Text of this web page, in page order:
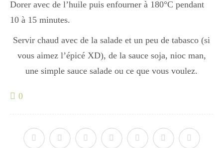
Boulette
Dorer avec de l’huile puis enfourner à 180°C pendant
10 à 15 minutes.
Servir chaud avec de la salade et un peu de tabasco (si
vous aimez l’épicé XD), de la sauce soja, nioc man,
une simple sauce salade ou ce que vous voulez.
0